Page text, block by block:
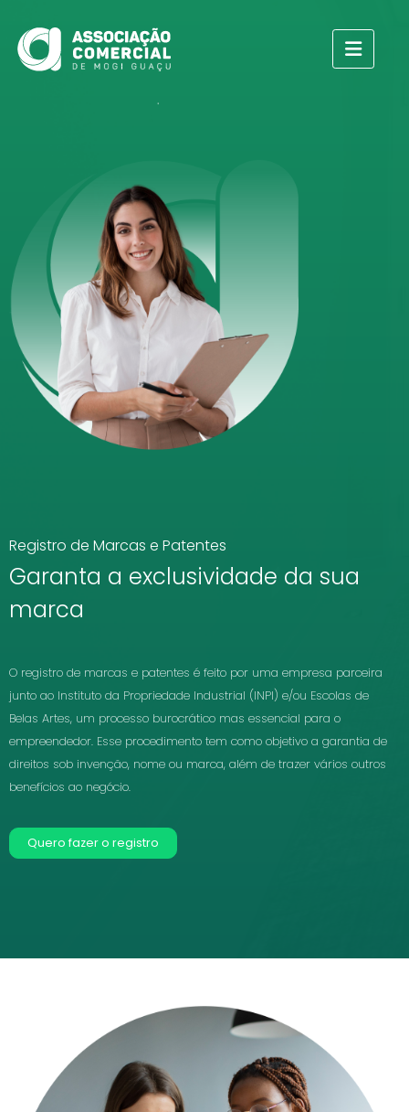
Registro de Marcas e Patentes
Garanta a exclusividade da sua
marca
O registro de marcas e patentes é feito por uma empresa parceira
junto ao Instituto da Propriedade Industrial (INPI) e/ou Escolas de
Belas Artes, um processo burocrático mas essencial para o
empreendedor. Esse procedimento tem como objetivo a garantia de
direitos sob invenção, nome ou marca, além de trazer vários outros
benefícios ao negócio.
Quero fazer o registro